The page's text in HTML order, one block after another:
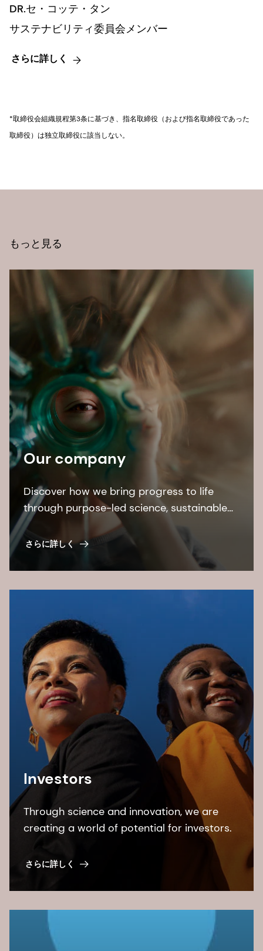
DR.セ・コッテ・タン
サステナビリティ委員会メンバー
さらに詳しく
*取締役会組織規程第3条に基づき、指名取締役（および指名取締役であった
取締役）は独立取締役に該当しない。
もっと見る
Our company
Discover how we bring progress to life
through purpose-led science, sustainable
solutions, and leading by example.
さらに詳しく
Investors
Through science and innovation, we are
creating a world of potential for investors.
さらに詳しく